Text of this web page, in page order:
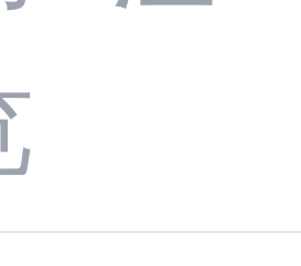
统的